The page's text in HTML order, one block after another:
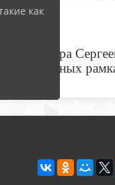
временных
как